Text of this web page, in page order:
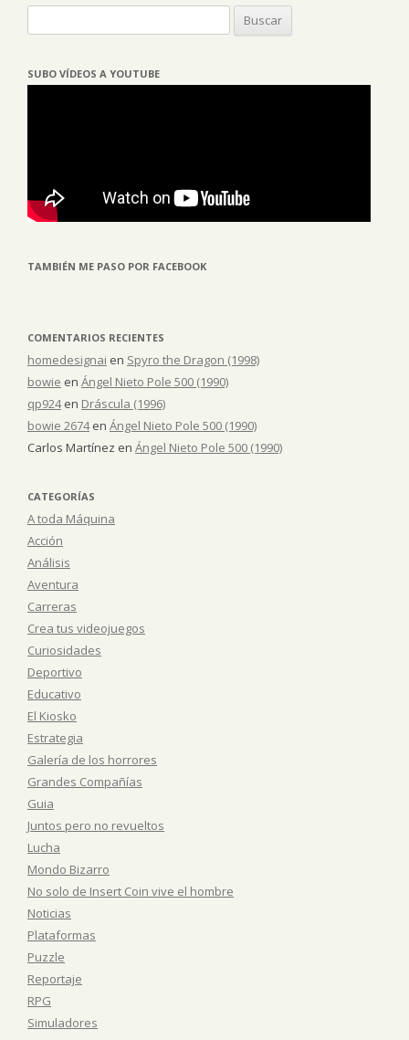
SUBO VÍDEOS A YOUTUBE
TAMBIÉN ME PASO POR FACEBOOK
COMENTARIOS RECIENTES
homedesignai en Spyro the Dragon (1998)
bowie en Ángel Nieto Pole 500 (1990)
qp924en Dráscula (1996)
bowie 2674en Ángel Nieto Pole 500 (1990)
Carlos Martínez en Ángel Nieto Pole 500 (1990)
CATEGORÍAS
A toda Máquina
Acción
Análisis
Aventura
Carreras
Crea tus videojuegos
Curiosidades
Deportivo
Educativo
El Kiosko
Estrategia
Galería de los horrores
Grandes Compañías
Guia
Juntos pero no revueltos
Lucha
Mondo Bizarro
No solo de Insert Coin vive el hombre
Noticias
Plataformas
Puzzle
Reportaje
RPG
Simuladores